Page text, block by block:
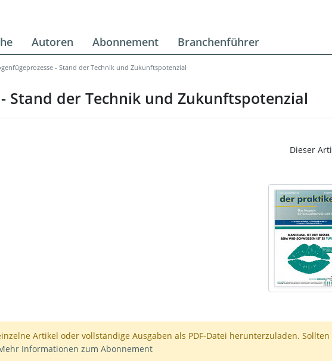
Autoren Abonnement Branchenführer
- Stand der Technik und Zukunftspotenzial
Stand der Technik und Zukunftspotenzial
Dieser
Artikel oder vollständige Ausgaben als PDF-Datei herunterzuladen. Sollten
Informationen zum Abonnement